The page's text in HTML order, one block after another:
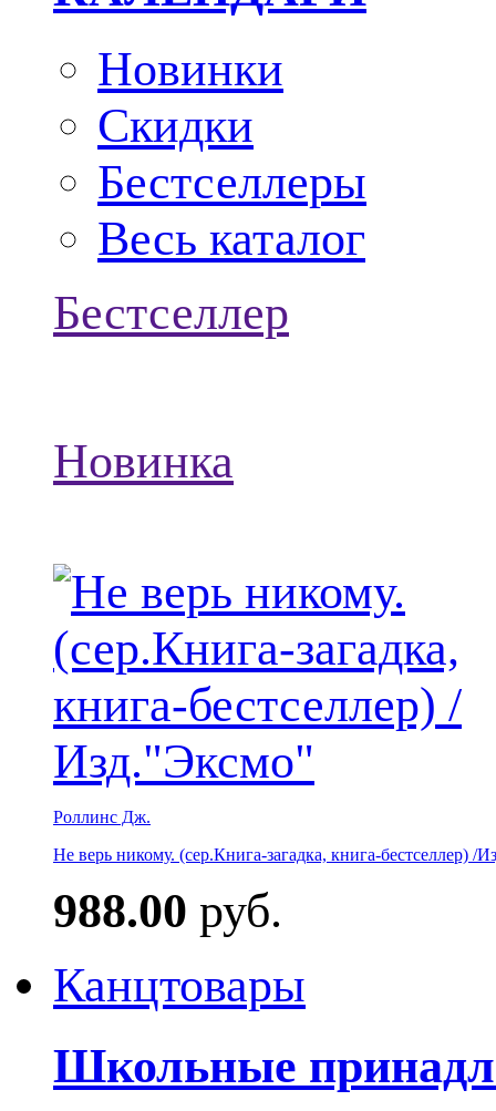
Новинки
Скидки
Бестселлеры
Весь каталог
Бестселлер
Новинка
Роллинс Дж.
Не верь никому. (сер.Книга-загадка, книга-бестселлер) /
988.00 руб.
Канцтовары
Школьные